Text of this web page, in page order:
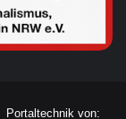
Portaltechnik von: